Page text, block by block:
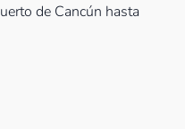
de Cancún hasta